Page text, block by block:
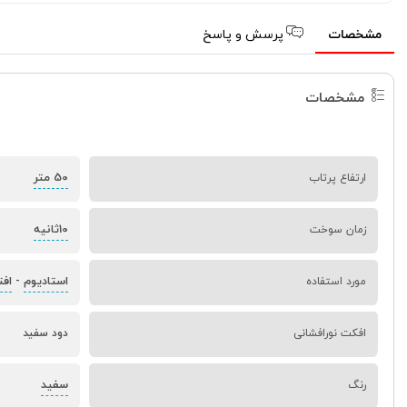
مشخصات پرسش و پاسخ
مشخصات
ارتفاع پرتاب 50 متر
زمان سوخت 10ثانیه
مورد استفاده استادیوم -
افکت نورافشانی دود سفید
رنگ سفید